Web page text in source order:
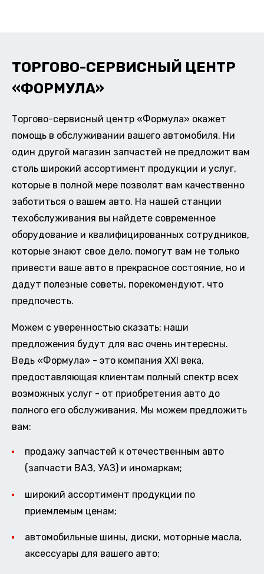
ТОРГОВО-СЕРВИСНЫЙ ЦЕНТР
«ФОРМУЛА»
Торгово-сервисный центр «Формула» окажет
помощь в обслуживании вашего автомобиля. Ни
один другой магазин запчастей не предложит вам
столь широкий ассортимент продукции и услуг,
которые в полной мере позволят вам качественно
заботиться о вашем авто. На нашей станции
техобслуживания вы найдете современное
оборудование и квалифицированных сотрудников,
которые знают свое дело, помогут вам не только
привести ваше авто в прекрасное состояние, но и
дадут полезные советы, порекомендуют, что
предпочесть.
Можем с уверенностью сказать: наши
предложения будут для вас очень интересны.
Ведь «Формула» - это компания XXI века,
предоставляющая клиентам полный спектр всех
возможных услуг - от приобретения авто до
полного его обслуживания. Мы можем предложить
вам:
продажу запчастей к отечественным авто
(запчасти ВАЗ, УАЗ) и иномаркам;
широкий ассортимент продукции по
приемлемым ценам;
автомобильные шины, диски, моторные масла,
аксессуары для вашего авто;